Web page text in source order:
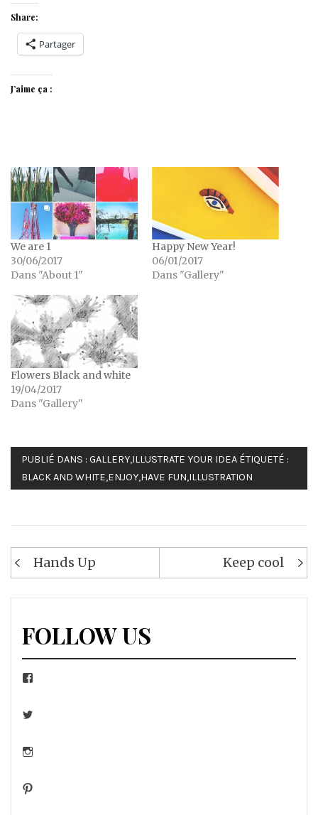
Share:
Partager
J’aime ça :
We are 1
30/06/2017
Dans "About 1"
Happy New Year!
06/01/2017
Dans "Gallery"
Flowers Black and white
19/04/2017
Dans "Gallery"
PUBLIÉ DANS : GALLERY,ILLUSTRATE YOUR IDEA ÉTIQUETÉ :
BLACK AND WHITE,ENJOY,HAVE FUN,ILLUSTRATION
Navigation
de
Hands Up Keep cool
FOLLOW US
Facebook
Twitter
Instagram
Pinterest